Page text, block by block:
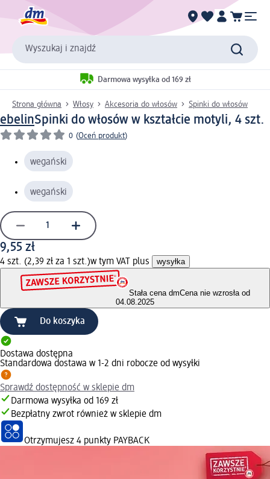
Wyszukaj i znajdź
Darmowa wysyłka od 169 zł
Strona główna Włosy Akcesoria do włosów Spinki do włosów
ebelinSpinki do włosów w kształcie motyli, 4 szt.
0 (Oceń produkt)
wegański
wegański
9,55 zł
4 szt. (2,39 zł za 1 szt.)w tym VAT plus wysyłka
Stała cena dmCena nie wzrosła od
04.08.2025
Do koszyka
Dostawa dostępna
Standardowa dostawa w 1-2 dni robocze od wysyłki
Sprawdź dostępność w sklepie dm
Darmowa wysyłka od 169 zł
Bezpłatny zwrot również w sklepie dm
Otrzymujesz 4 punkty PAYBACK